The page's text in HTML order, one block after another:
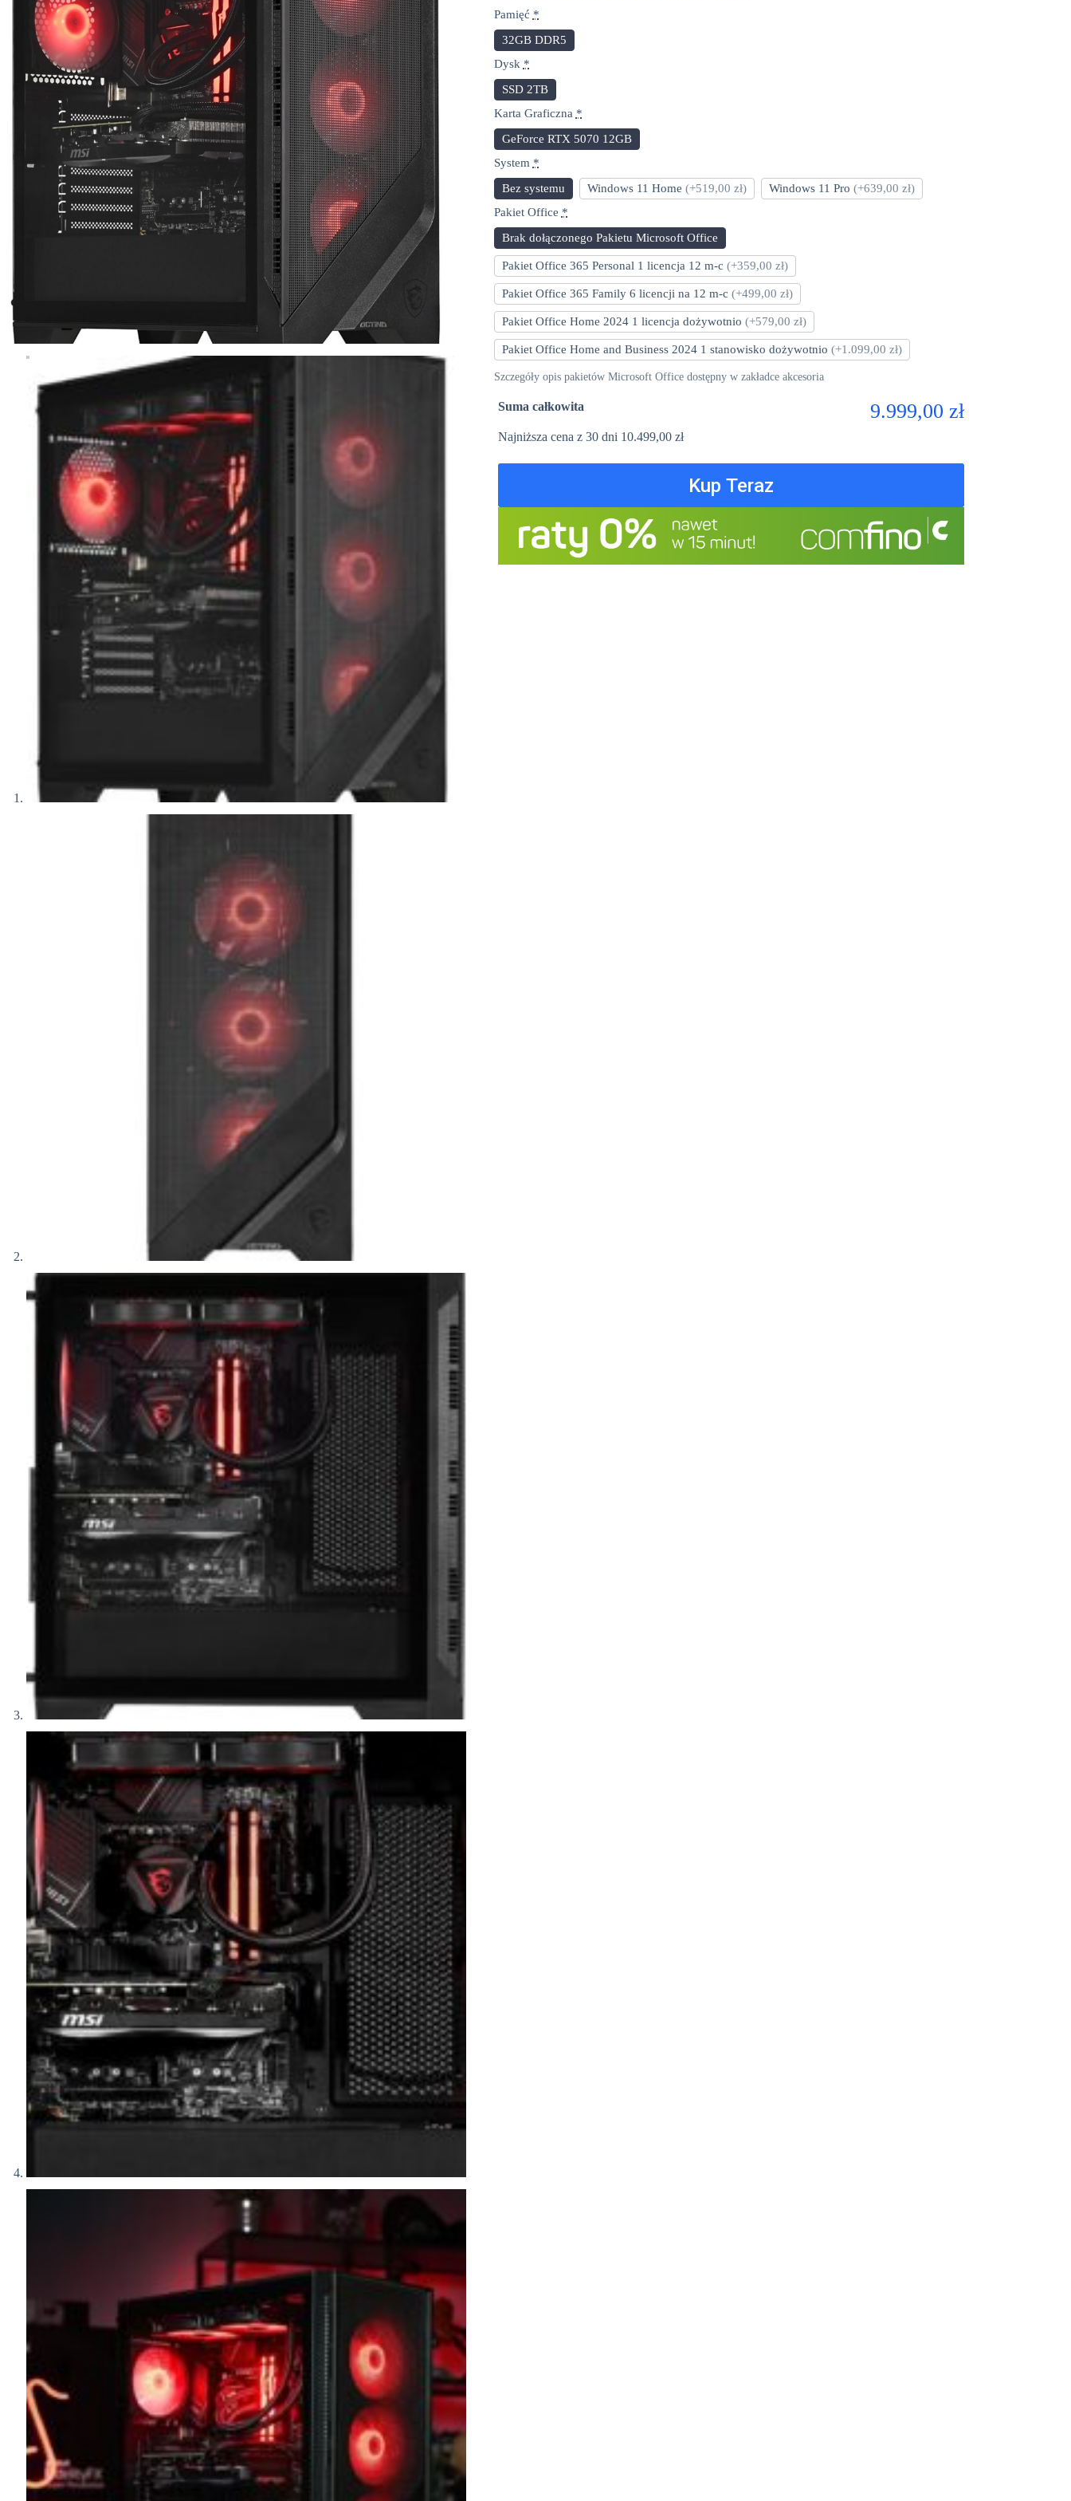
Pamięć *
32GB DDR5
Dysk *
SSD 2TB
Karta Graficzna *
GeForce RTX 5070 12GB
System *
Bez systemu
Windows 11 Home (+519,00 zł) Windows 11 Pro (+639,00 zł)
Pakiet Office *
Brak dołączonego Pakietu Microsoft Office
Pakiet Office 365 Personal 1 licencja 12 m-c (+359,00 zł)
Pakiet Office 365 Family 6 licencji na 12 m-c (+499,00 zł)
Pakiet Office Home 2024 1 licencja dożywotnio (+579,00 zł)
Pakiet Office Home and Business 2024 1 stanowisko dożywotnio (+1.099,00 zł)
Szczegóły opis pakietów Microsoft Office dostępny w zakładce akcesoria
Suma całkowita 9.999,00 zł
Najniższa cena z 30 dni 10.499,00 zł
Kup Teraz